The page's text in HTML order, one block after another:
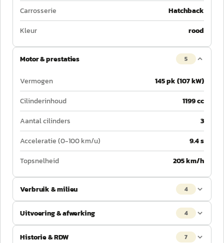
Carrosserie
Hatchback
Kleur
rood
Motor & prestaties 5
Vermogen
145 pk (107 kW)
Cilinderinhoud
1199 cc
Aantal cilinders
3
Acceleratie (0-100 km/u)
9.4 s
Topsnelheid
205 km/h
Verbruik & milieu 4
Uitvoering & afwerking 4
Historie & RDW 7